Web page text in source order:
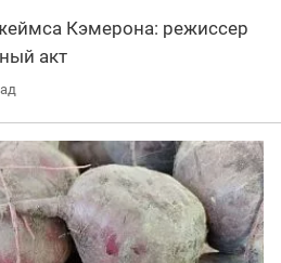
Кэмерона: режиссер
акт